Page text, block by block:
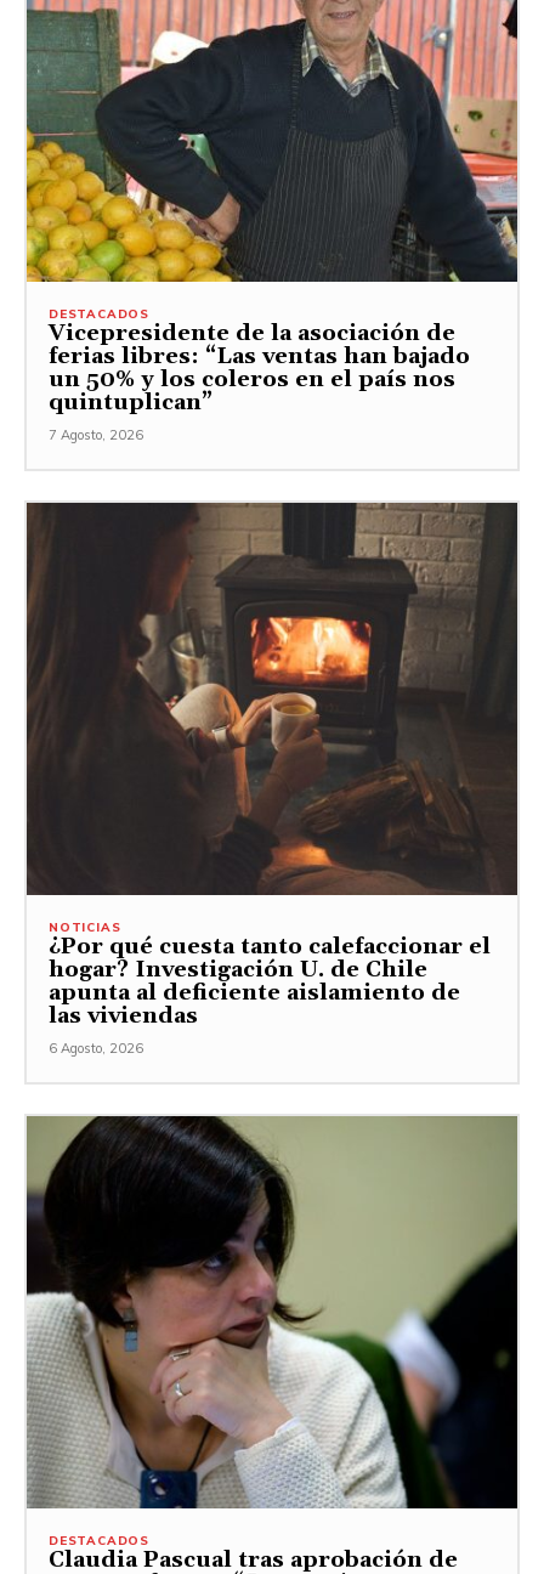
DESTACADOS
Vicepresidente de la asociación de
ferias libres: “Las ventas han bajado
un 50% y los coleros en el país nos
quintuplican”
7 Agosto, 2026
NOTICIAS
¿Por qué cuesta tanto calefaccionar el
hogar? Investigación U. de Chile
apunta al deficiente aislamiento de
las viviendas
6 Agosto, 2026
DESTACADOS
Claudia Pascual tras aprobación de